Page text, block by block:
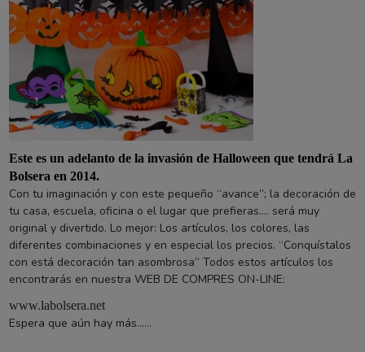
Este es un adelanto de la invasión de Halloween que tendrá La
Bolsera en 2014.
Con tu imaginación y con este pequeño “avance”; la decoración de
tu casa, escuela, oficina o el lugar que prefieras.... será muy
original y divertido. Lo mejor: Los artículos, los colores, las
diferentes combinaciones y en especial los precios. “Conquístalos
con está decoración tan asombrosa” Todos estos artículos los
encontrarás en nuestra WEB DE COMPRES ON-LINE:
www.labolsera.net
Espera que aún hay más......